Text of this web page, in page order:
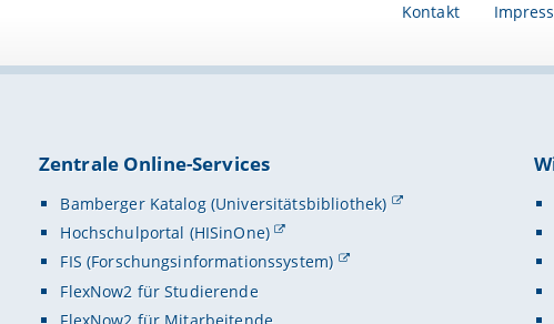
Kontakt
Zentrale Online-Services
Bamberger Katalog (Universitätsbibliothek)
Hochschulportal (HISinOne)
FIS (Forschungsinformationssystem)
FlexNow2 für Studierende
FlexNow2 für Mitarbeitende